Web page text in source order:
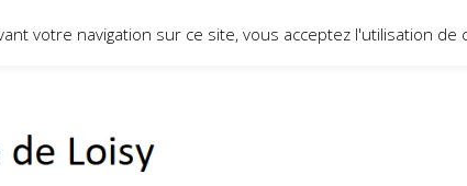
71290votre navigation sur ce site, vous acceptez l'utilisation de